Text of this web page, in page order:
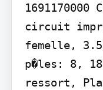
1691170000
circuit
femelle,
p�les: 8,
ressort,